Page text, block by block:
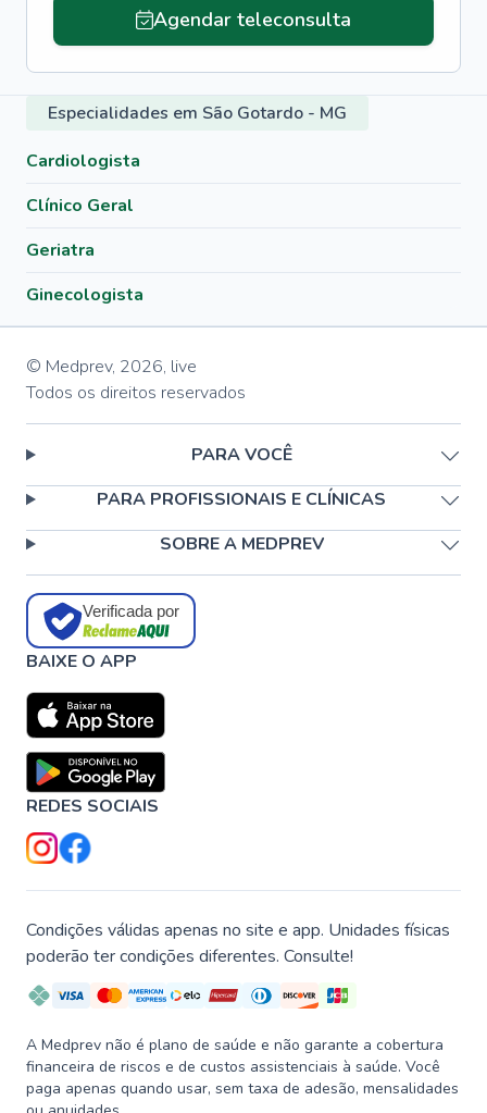
Agendar teleconsulta
Especialidades em São Gotardo - MG
Cardiologista
Clínico Geral
Geriatra
Ginecologista
© Medprev, 2026, live
Todos os direitos reservados
PARA VOCÊ
PARA PROFISSIONAIS E CLÍNICAS
SOBRE A MEDPREV
Verificada por
BAIXE O APP
REDES SOCIAIS
Condições válidas apenas no site e app. Unidades físicas
poderão ter condições diferentes. Consulte!
A Medprev não é plano de saúde e não garante a cobertura
financeira de riscos e de custos assistenciais à saúde. Você
paga apenas quando usar, sem taxa de adesão, mensalidades